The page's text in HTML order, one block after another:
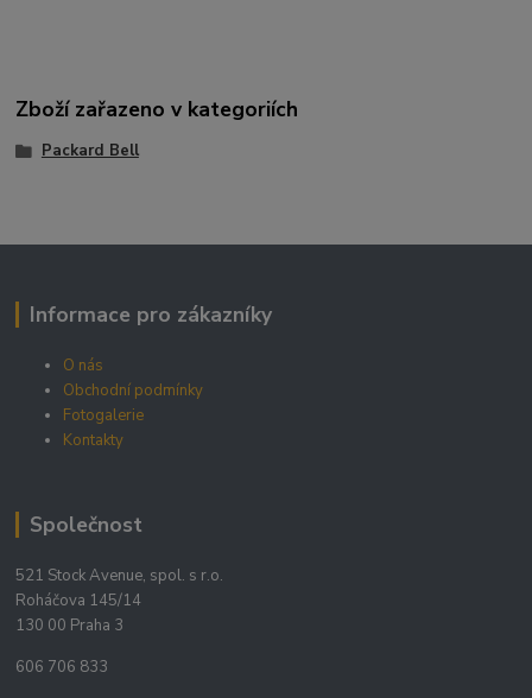
Zboží zařazeno v kategoriích
Packard Bell
Informace pro zákazníky
O nás
Obchodní podmínky
Fotogalerie
Kontakty
Společnost
521 Stock Avenue, spol. s r.o.
Roháčova 145/14
130 00 Praha 3
606 706 833